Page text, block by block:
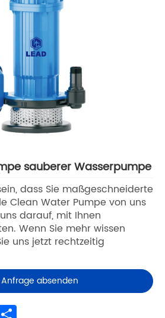
sauberer Wasserpumpe
dass Sie maßgeschneiderte
Clean Water Pumpe von uns
darauf, mit Ihnen
Wenn Sie mehr wissen
uns jetzt rechtzeitig
Anfrage absenden